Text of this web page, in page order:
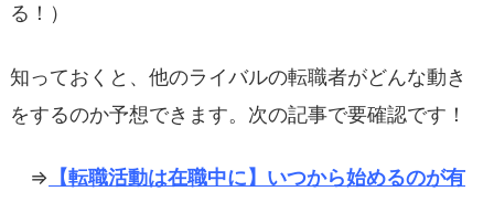
る！）
知っておくと、 他のライバルの転職者がどんな動き
をするのか予想できます。次の記事で要確認です！
⇒ 【転職活動は在職中に】いつから始めるのが有